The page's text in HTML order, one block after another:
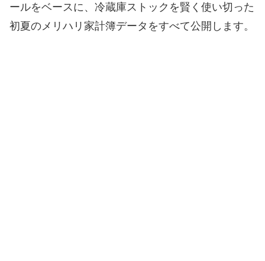
ールをベースに、冷蔵庫ストックを賢く使い切った
初夏のメリハリ家計簿データをすべて公開します。